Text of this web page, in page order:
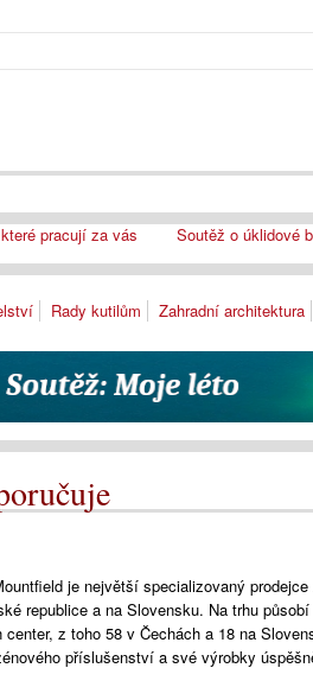
pracují za vás Soutěž o úklidové
Rady kutilům Zahradní architektura
je největší specializovaný
republice a na Slovensku. Na trhu
center, z toho 58 v Čechách a 18 na
příslušenství a své výrobky